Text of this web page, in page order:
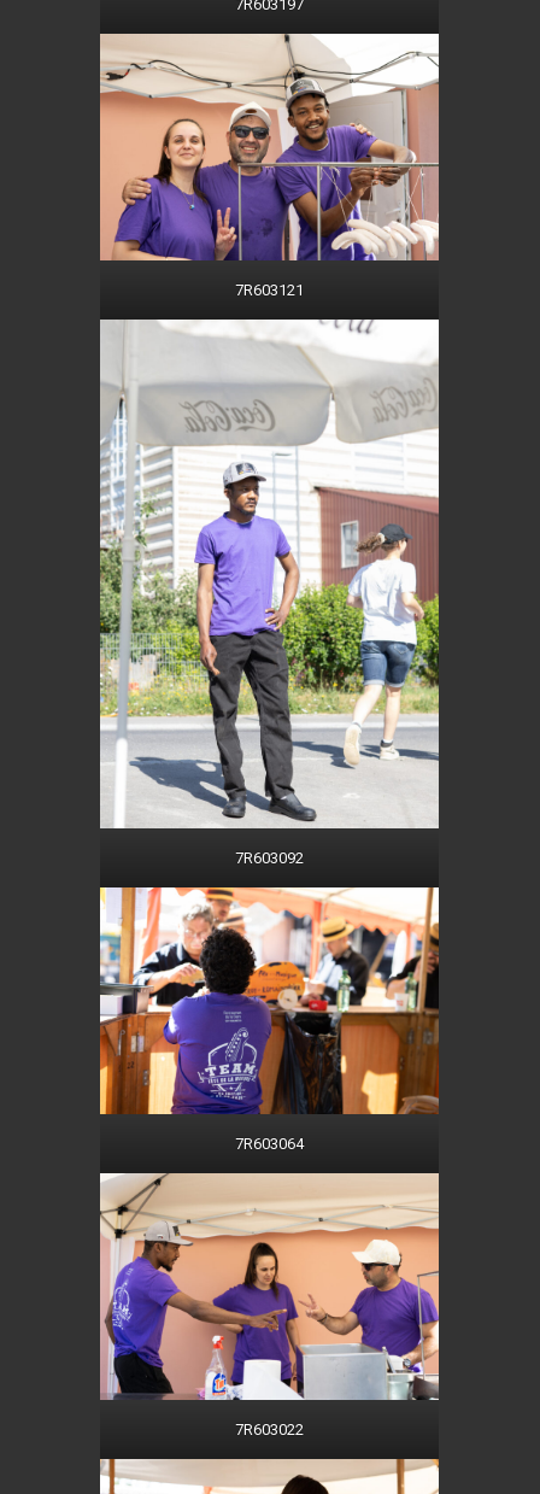
7R603197
7R603121
7R603092
7R603064
7R603022